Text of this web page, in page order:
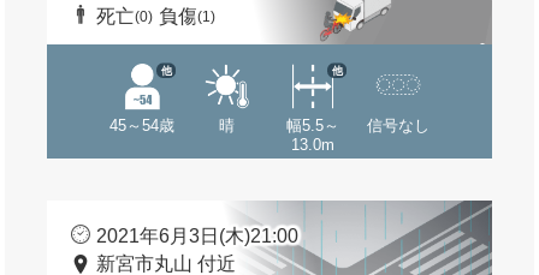
死亡(0) 負傷(1)
45～54歳
他
晴
幅5.5～
13.0m
他
信号なし
2021年6月3日(木)21:00
新宮市丸山 付近